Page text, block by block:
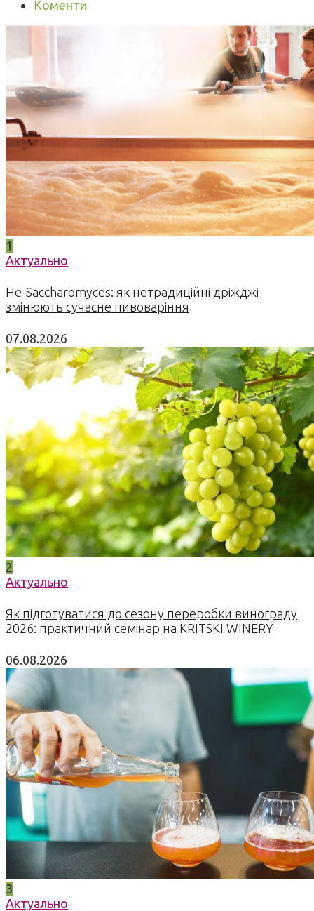
Коменти
1
Актуально
Не-Saccharomyces: як нетрадиційні дріжджі
змінюють сучасне пивоваріння
07.08.2026
2
Актуально
Як підготуватися до сезону переробки винограду
2026: практичний семінар на KRITSKI WINERY
06.08.2026
3
Актуально